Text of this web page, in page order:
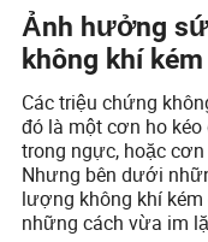
Ảnh hưởng
không khí
Các triệu chứng
đó là một cơn ho
trong ngực, hoặc
Nhưng bên dưới
lượng không khí
những cách vừa im